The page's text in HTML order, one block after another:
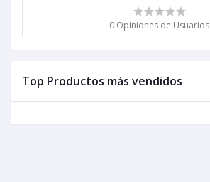
0 Opiniones de Usuarios
Top Productos más vendidos